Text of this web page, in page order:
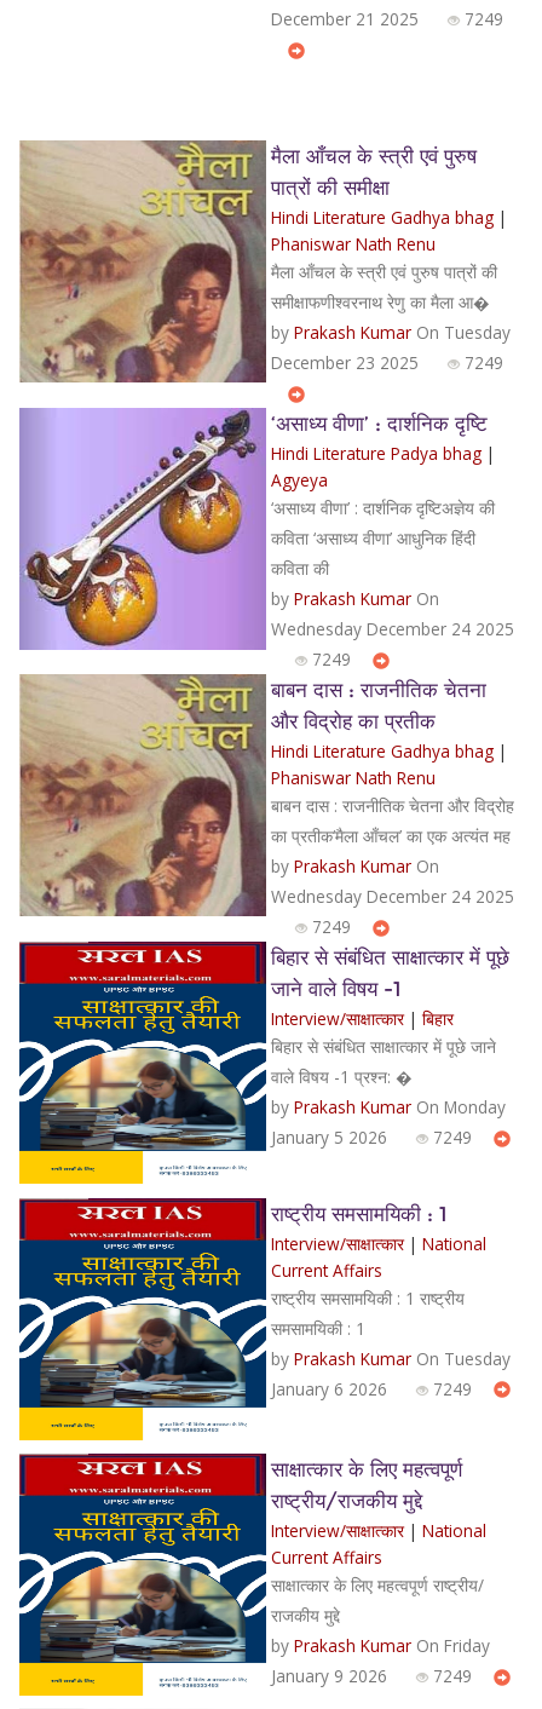
December 21 2025
7249
मैला आँचल के स्त्री एवं पुरुष
पात्रों की समीक्षा
Hindi Literature Gadhya bhag|
Phaniswar Nath Renu
मैला आँचल के स्त्री एवं पुरुष पात्रों की
समीक्षाफणीश्वरनाथ रेणु का मैला आ�
by Prakash KumarOn Tuesday
December 23 2025
7249
‘असाध्य वीणा’ : दार्शनिक दृष्टि
Hindi Literature Padya bhag|
Agyeya
‘असाध्य वीणा’ : दार्शनिक दृष्टिअज्ञेय की
कविता ‘असाध्य वीणा’ आधुनिक हिंदी
कविता की
by Prakash KumarOn
Wednesday December 24 2025
7249
बाबन दास : राजनीतिक चेतना
और विद्रोह का प्रतीक
Hindi Literature Gadhya bhag|
Phaniswar Nath Renu
बाबन दास : राजनीतिक चेतना और विद्रोह
का प्रतीक‘मैला आँचल’ का एक अत्यंत मह
by Prakash KumarOn
Wednesday December 24 2025
7249
बिहार से संबंधित साक्षात्कार में पूछे
जाने वाले विषय -1
Interview/साक्षात्कार| बिहार
बिहार से संबंधित साक्षात्कार में पूछे जाने
वाले विषय -1 प्रश्न: �
by Prakash KumarOn Monday
January 5 2026
7249
राष्ट्रीय समसामयिकी : 1
Interview/साक्षात्कार| National
Current Affairs
राष्ट्रीय समसामयिकी : 1 राष्ट्रीय
समसामयिकी : 1
by Prakash KumarOn Tuesday
January 6 2026
7249
साक्षात्कार के लिए महत्वपूर्ण
राष्ट्रीय/राजकीय मुद्दे
Interview/साक्षात्कार| National
Current Affairs
साक्षात्कार के लिए महत्वपूर्ण राष्ट्रीय/
राजकीय मुद्दे
by Prakash KumarOn Friday
January 9 2026
7249